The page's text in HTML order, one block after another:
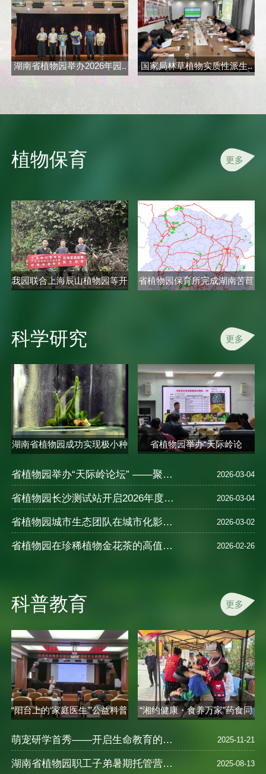
湖南省植物园举办2026年园.. 国家局林草植物实质性派生..
植物保育 更多
我园联合上海辰山植物园等开
省植物园保育所完成湖南苦苣
科学研究 更多
湖南省植物园成功实现极小种
省植物园举办“天际岭论
省植物园举办“天际岭论坛” ——聚焦植物健康智慧与中医养生 2026-03-04
省植物园长沙测试站开启2026年度樱花新品种测试 2026-03-04
省植物园城市生态团队在城市化影响湿地N2O排放及氮循环机制研究中取得进展 2026-03-02
省植物园在珍稀植物金花茶的高值化利用研究领域取得重要进展 2026-02-26
科普教育 更多
“阳台上的‘家庭医生’”公益科普
“湘约健康・食养万家”药食同
萌宠研学首秀——开启生命教育的奇妙之旅 2025-11-21
湖南省植物园职工子弟暑期托管营圆满落幕 ——探索自然奥秘，乐享缤纷暑假 2025-08-13